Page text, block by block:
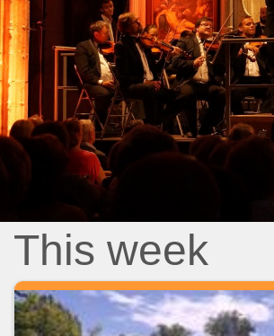
This week